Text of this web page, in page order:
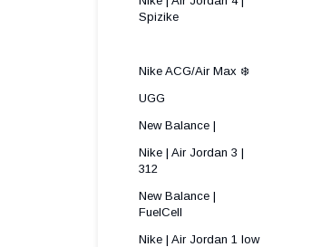
Nike ACG/Air Max ❄️
UGG
New Balance |
Nike | Air Jordan 3 |
New Balance |
Nike | Air Jordan 1 low